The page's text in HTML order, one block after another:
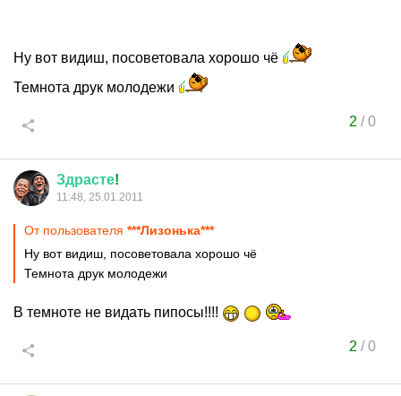
Ну вот видиш, посоветовала хорошо чё
Темнота друк молодежи
2 /0
Здрасте!
11:48, 25.01.2011
От пользователя ***Лизонька***
Ну вот видиш, посоветовала хорошо чё
Темнота друк молодежи
В темноте не видать пипосы!!!!
2 /0